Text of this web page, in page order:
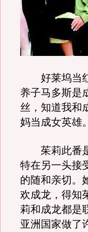
好莱坞当红
养子马多斯是
丝，知道我和
妈当成女英雄
茱莉此番是
特在另一头接
的随和亲切。
欢成龙，得知
莉和成龙都是
亚洲国家做了